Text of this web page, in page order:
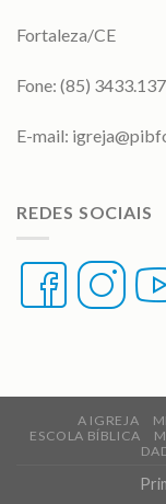
Fortaleza/CE
Fone: (85)
E-mail:
REDES SOCIAIS
A IGREJA
ESCOLA BÍBLICA